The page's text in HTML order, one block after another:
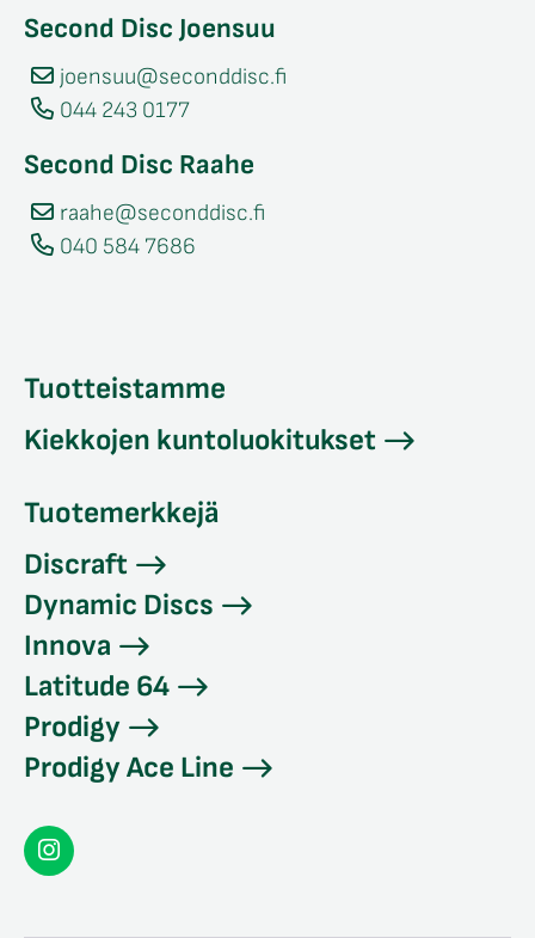
Second Disc Joensuu
joensuu@seconddisc.fi
044 243 0177
Second Disc Raahe
raahe@seconddisc.fi
040 584 7686
Tuotteistamme
Kiekkojen kuntoluokitukset
Tuotemerkkejä
Discraft
Dynamic Discs
Innova
Latitude 64
Prodigy
Prodigy Ace Line
Seconddisc